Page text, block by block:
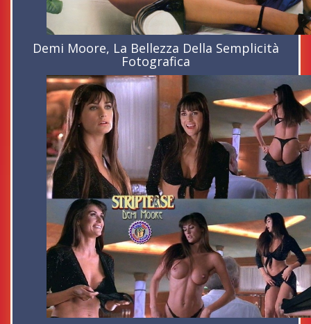
Demi Moore, La Bellezza Della Semplicità
Fotografica